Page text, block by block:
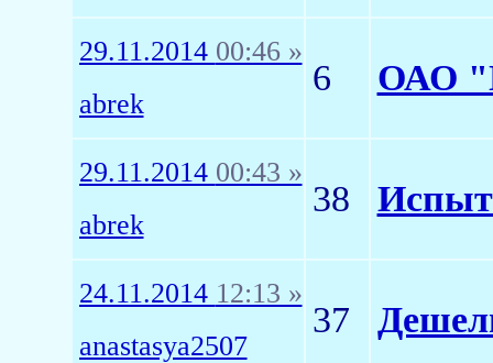
29.11.2014 00:46 »
abrek
6 ОАО
29.11.2014 00:43 »
abrek
38
24.11.2014 12:13 »
anastasya2507
37